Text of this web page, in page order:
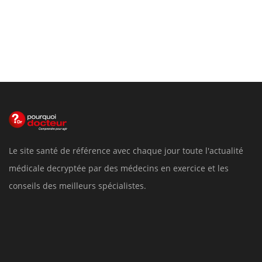
Le site santé de référence avec chaque jour toute l'actualité
médicale decryptée par des médecins en exercice et les
conseils des meilleurs spécialistes.